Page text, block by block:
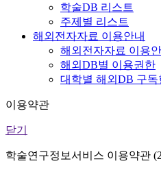
학술DB 리스트
주제별 리스트
해외전자자료 이용안내
해외전자자료 이용
해외DB별 이용권한
대학별 해외DB 구독
이용약관
닫기
학술연구정보서비스 이용약관